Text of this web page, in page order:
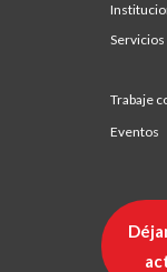
Servicios
Trabaje
Eventos